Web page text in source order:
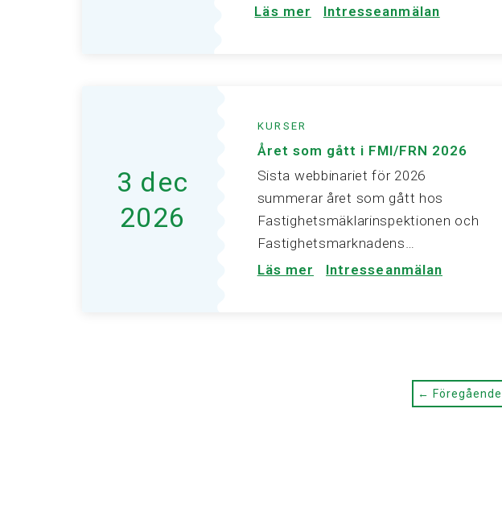
Läs mer
Intresseanmälan
3 dec
2026
KURSER
Året som gått i FMI/FRN 2026
Sista webbinariet för 2026
summerar året som gått hos
Fastighetsmäklarinspektionen och
Fastighetsmarknadens…
Läs mer
Intresseanmälan
← Föregående